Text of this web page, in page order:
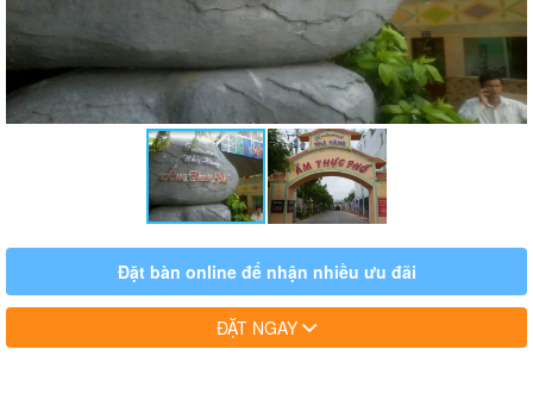
Đặt bàn online để nhận nhiều ưu đãi
ĐẶT NGAY